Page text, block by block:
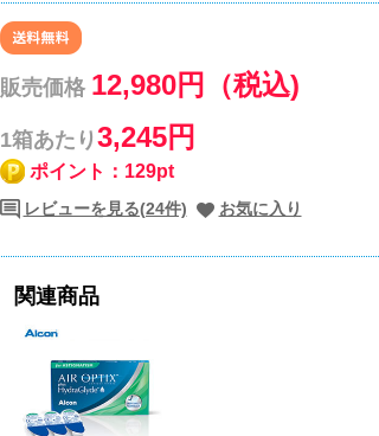
販売価格 12,980円（税込)
1箱あたり 3,245円
ポイント：129pt
レビューを見る(24件) お気に入り
関連商品